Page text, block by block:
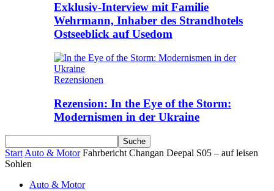
Exklusiv-Interview mit Familie
Wehrmann, Inhaber des Strandhotels
Ostseeblick auf Usedom
Rezensionen
Rezension: In the Eye of the Storm:
Modernismen in der Ukraine
StartAuto & Motor Fahrbericht Changan Deepal S05 – auf leisen
Sohlen
Auto & Motor